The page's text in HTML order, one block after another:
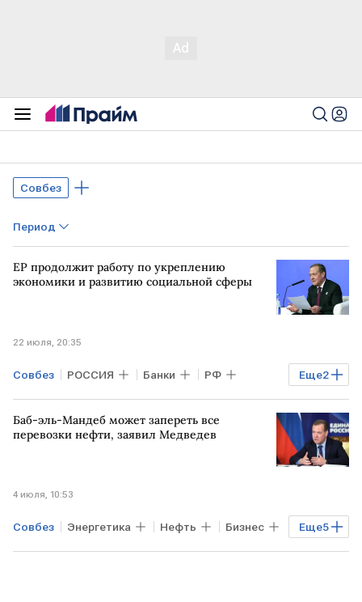
Совбез
Период
ЕР продолжит работу по укреплению
экономики и развитию социальной сферы
22 июля, 20:35
Еще2
Совбез РОССИЯ Банки РФ
Дмитрий Медведев Единая Россия
Баб-эль-Мандеб может запереть все
перевозки нефти, заявил Медведев
4 июля, 10:53
Еще5
Совбез Энергетика Нефть Бизнес
ИРАН БЛИЖНИЙ ВОСТОК РФ